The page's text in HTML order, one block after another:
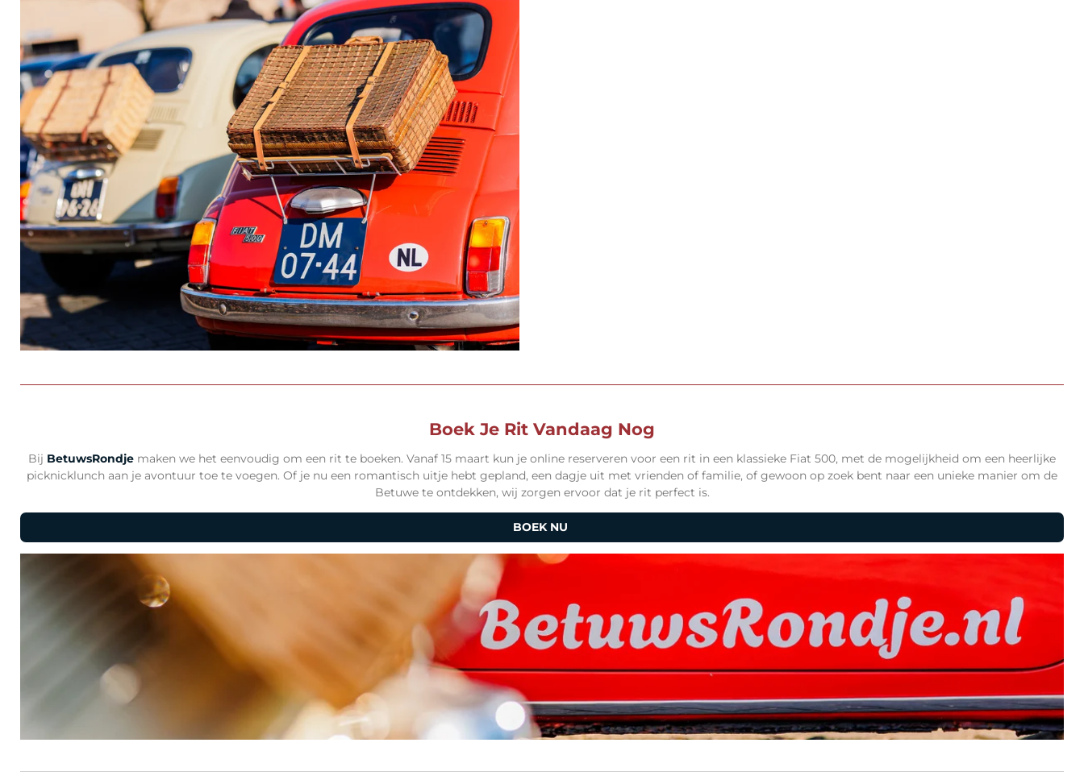
Boek Je Rit Vandaag Nog
Bij BetuwsRondje maken we het eenvoudig om een rit te boeken. Vanaf 15 maart kun je online reserveren voor een rit in een klassieke Fiat 500, met de mogelijkheid om een heerlijke
picknicklunch aan je avontuur toe te voegen. Of je nu een romantisch uitje hebt gepland, een dagje uit met vrienden of familie, of gewoon op zoek bent naar een unieke manier om de
Betuwe te ontdekken, wij zorgen ervoor dat je rit perfect is.
BOEK NU